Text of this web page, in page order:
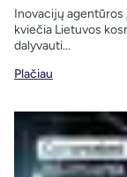
Inovacijų agentūros
kviečia Lietuvos
dalyvauti...
Plačiau